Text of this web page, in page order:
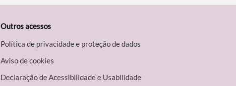
Outros acessos
Política de privacidade e proteção de dados
Aviso de cookies
Declaração de Acessibilidade e Usabilidade